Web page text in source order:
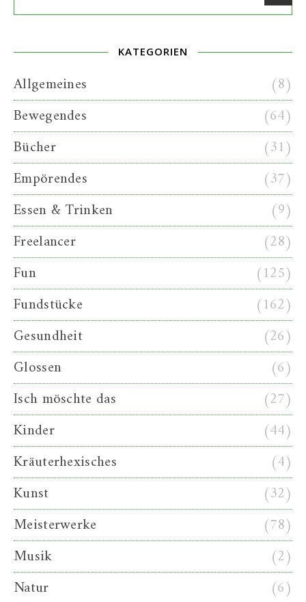
KATEGORIEN
Allgemeines
(8)
Bewegendes
(64)
Bücher
(31)
Empörendes
(37)
Essen & Trinken
(9)
Freelancer
(28)
Fun
(125)
Fundstücke
(162)
Gesundheit
(26)
Glossen
(6)
Isch möschte das
(27)
Kinder
(44)
Kräuterhexisches
(4)
Kunst
(32)
Meisterwerke
(78)
Musik
(2)
Natur
(6)